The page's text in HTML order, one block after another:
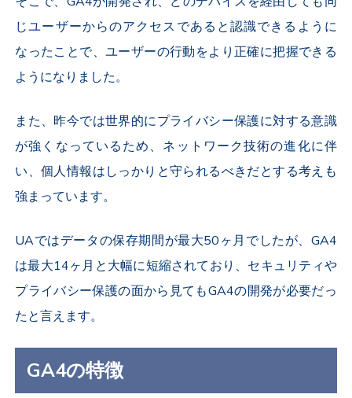
じユーザーからのアクセスであると認識できるように
なったことで、ユーザーの行動をより正確に把握できる
ようになりました。
また、昨今では世界的にプライバシー保護に対する意識
が強くなっているため、ネットワーク技術の進化に伴
い、個人情報はしっかりと守られるべきだとする考えも
強まっています。
UAではデータの保存期間が最大50ヶ月でしたが、GA4
は最大14ヶ月と大幅に短縮されており、セキュリティや
プライバシー保護の面から見てもGA4の開発が必要だっ
たと言えます。
GA4の特徴